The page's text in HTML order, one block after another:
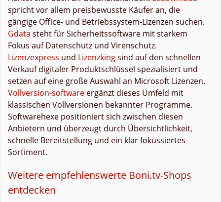
spricht vor allem preisbewusste Käufer an, die
gängige Office- und Betriebssystem-Lizenzen suchen.
Gdata steht für Sicherheitssoftware mit starkem
Fokus auf Datenschutz und Virenschutz.
Lizenzexpress und Lizenzkingsind auf den schnellen
Verkauf digitaler Produktschlüssel spezialisiert und
setzen auf eine große Auswahl an Microsoft Lizenzen.
Vollversion-software ergänzt dieses Umfeld mit
klassischen Vollversionen bekannter Programme.
Softwarehexe positioniert sich zwischen diesen
Anbietern und überzeugt durch Übersichtlichkeit,
schnelle Bereitstellung und ein klar fokussiertes
Sortiment.
Weitere empfehlenswerte Boni.tv-Shops
entdecken